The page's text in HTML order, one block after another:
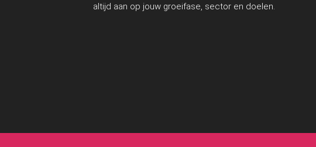
altijd aan op jouw groeifase, sector en doelen.